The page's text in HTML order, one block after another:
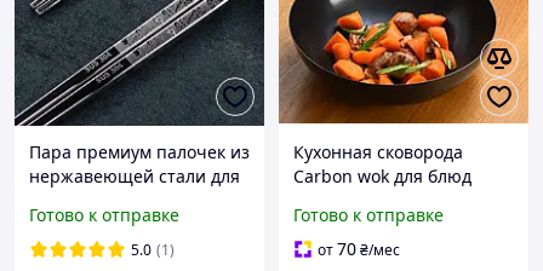
Пара премиум палочек из
нержавеющей стали для
цветка Лотоса
Готово к отправке
5.0 (1)
Кухонная сковорода
Carbon wok для блюд
для дома огня для
тушения с легким уходом
Готово к отправке
от70₴/мес